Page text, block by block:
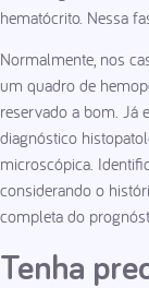
hematócrito. Nessa
Normalmente, nos
um quadro de
reservado a bom. Já
diagnóstico
microscópica.
considerando o
completa do
Tenha